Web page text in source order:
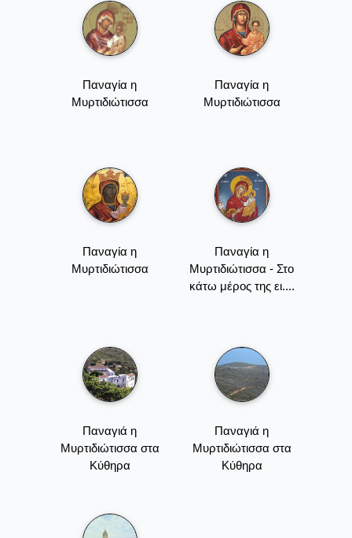
Παναγία η
Μυρτιδιώτισσα
Παναγία η
Μυρτιδιώτισσα
Παναγία η
Μυρτιδιώτισσα
Παναγία η
Μυρτιδιώτισσα - Στο
κάτω μέρος της ει....
Παναγιά η
Μυρτιδιώτισσα στα
Κύθηρα
Παναγιά η
Μυρτιδιώτισσα στα
Κύθηρα